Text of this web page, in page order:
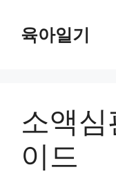
육아일기
소액
이드